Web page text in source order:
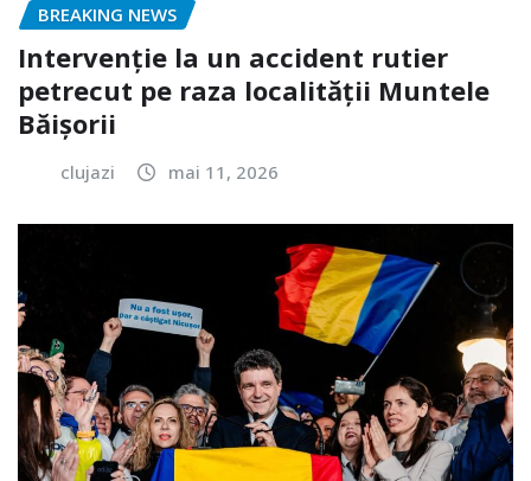
BREAKING NEWS
Intervenție la un accident rutier
petrecut pe raza localității Muntele
Băișorii
clujazi mai 11, 2026